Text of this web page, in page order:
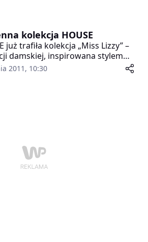
kolekcja HOUSE
już trafiła kolekcja „Miss Lizzy” –
damskiej, inspirowana stylem
sylwetką Twiggy, słynnej
To ukłon marki w stronę lat 60.,
2011, 10:30